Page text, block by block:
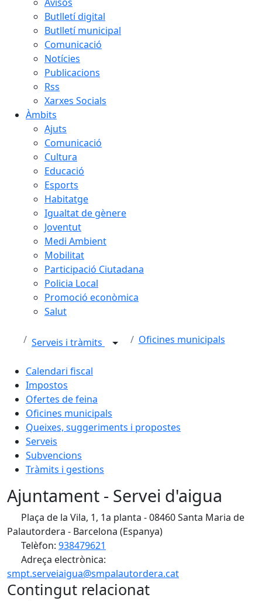
Butlletí digital
Butlletí municipal
Comunicació
Notícies
Publicacions
Rss
Xarxes Socials
Àmbits
Ajuts
Comunicació
Cultura
Educació
Esports
Habitatge
Igualtat de gènere
Joventut
Medi Ambient
Mobilitat
Participació Ciutadana
Policia Local
Promoció econòmica
Salut
Serveis i tràmits Oficines municipals
Calendari fiscal
Impostos
Ofertes de feina
Oficines municipals
Queixes, suggeriments i propostes
Serveis
Subvencions
Tràmits i gestions
Ajuntament - Servei d'aigua
Plaça de la Vila, 1, 1a planta - 08460 Santa Maria de
Palautordera - Barcelona (Espanya)
Telèfon: 938479621
Adreça electrònica:
smpt.serveiaigua@smpalautordera.cat
Contingut relacionat